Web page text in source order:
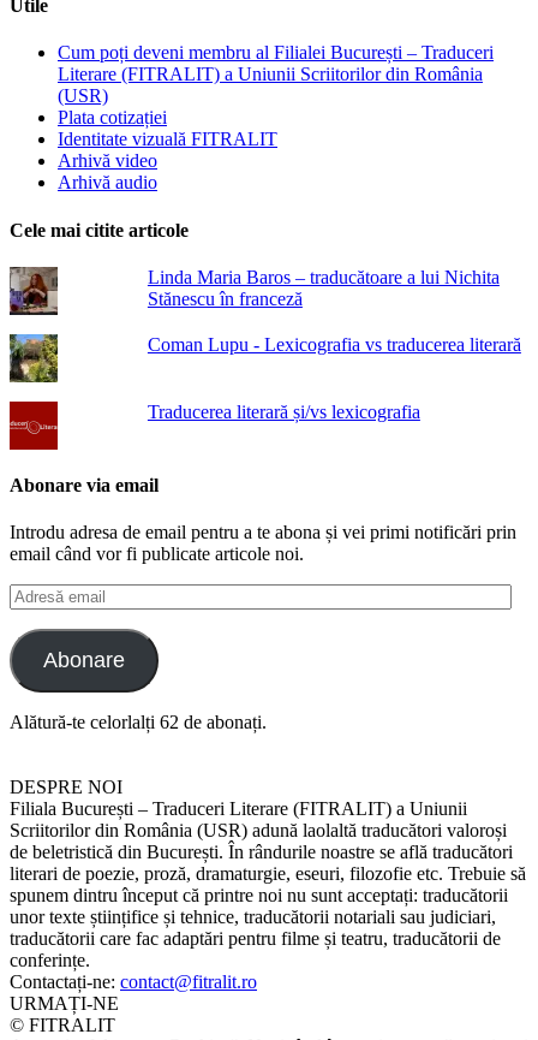
Utile
Cum poți deveni membru al Filialei București – Traduceri
Literare (FITRALIT) a Uniunii Scriitorilor din România
(USR)
Plata cotizației
Identitate vizuală FITRALIT
Arhivă video
Arhivă audio
Cele mai citite articole
Linda Maria Baros – traducătoare a lui Nichita
Stănescu în franceză
Coman Lupu - Lexicografia vs traducerea literară
Traducerea literară și/vs lexicografia
Abonare via email
Introdu adresa de email pentru a te abona și vei primi notificări prin
email când vor fi publicate articole noi.
Adresă
email
Abonare
Alătură-te celorlalți 62 de abonați.
DESPRE NOI
Filiala București – Traduceri Literare (FITRALIT) a Uniunii
Scriitorilor din România (USR) adună laolaltă traducători valoroși
de beletristică din București. În rândurile noastre se află traducători
literari de poezie, proză, dramaturgie, eseuri, filozofie etc. Trebuie să
spunem dintru început că printre noi nu sunt acceptați: traducătorii
unor texte științifice și tehnice, traducătorii notariali sau judiciari,
traducătorii care fac adaptări pentru filme și teatru, traducătorii de
conferințe.
Contactați-ne: contact@fitralit.ro
URMAȚI-NE
© FITRALIT